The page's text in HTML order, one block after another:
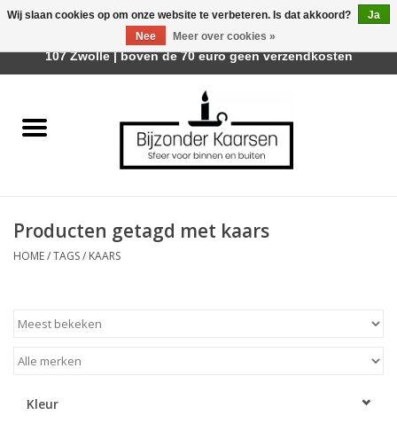
Räder Design Stories
Geurkaarsen
Producten getagd met kaars
HOME/TAGS/ KAARS
Kleur
Wij slaan cookies op om onze website te verbeteren. Is dat akkoord?
Ja
Nee
Meer over cookies »
Afhalen is mogelijk bij Trotz Woon & Cadeau | Belvederelaan
107 Zwolle | boven de 70 euro geen verzendkosten